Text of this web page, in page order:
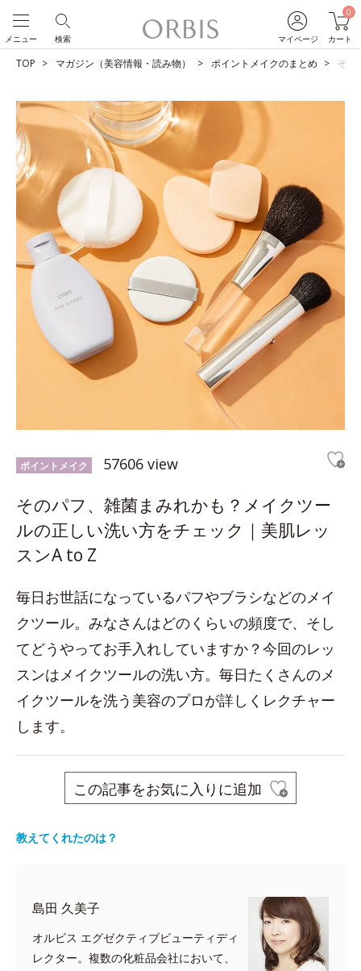
マイページ
0
カート
検索
メニュー
TOP マガジン（美容情報・読み物） ポイントメイクのまとめ その
ポイントメイク 57606 view
そのパフ、雑菌まみれかも？メイクツー
ルの正しい洗い方をチェック｜美肌レッ
スンA to Z
毎日お世話になっているパフやブラシなどのメイ
クツール。みなさんはどのくらいの頻度で、そし
てどうやってお手入れしていますか？今回のレッ
スンはメイクツールの洗い方。毎日たくさんのメ
イクツールを洗う美容のプロが詳しくレクチャー
します。
この記事をお気に入りに追加
教えてくれたのは？
島田 久美子
オルビス エグゼクティブビューティディ
レクター。複数の化粧品会社において、